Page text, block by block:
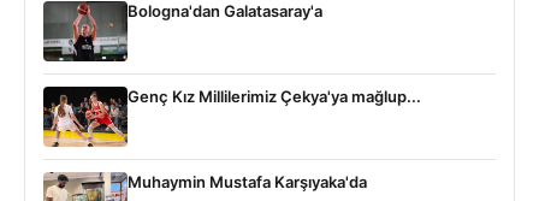
Bologna'dan Galatasaray'a
Genç Kız Millilerimiz Çekya'ya mağlup...
Muhaymin Mustafa Karşıyaka'da